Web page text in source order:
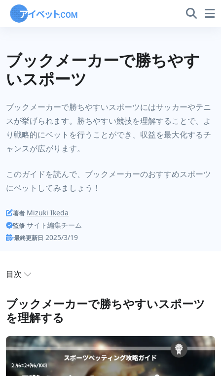
ブックメーカーで勝ちやす
いスポーツ
ブックメーカーで勝ちやすいスポーツにはサッカーやテニ
スが挙げられます。勝ちやすい競技を理解することで、よ
り戦略的にベットを行うことができ、収益を最大化するチ
ャンスが広がります。
このガイドを読んで、ブックメーカーのおすすめスポーツ
にベットしてみましょう！
著者 Mizuki Ikeda
監修 サイト編集チーム
最終更新日 2025/3/19
目次
ブックメーカーで勝ちやすいスポーツを理解する
ブックメーカーで勝ちやすいスポーツとは？
ブックメーカーのおすすめ競技で様々な賭け方に挑
戦！
ブックメーカーで勝ちやすいスポーツ
を理解する